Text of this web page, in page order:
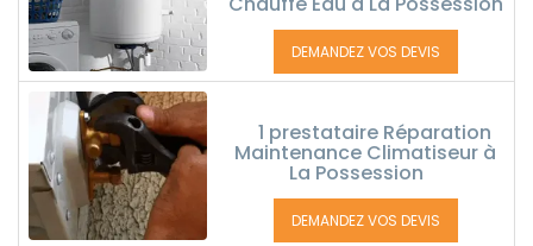
DEMANDEZ VOS DEVIS
1 prestataire Réparation
Maintenance Climatiseur à
La Possession
DEMANDEZ VOS DEVIS